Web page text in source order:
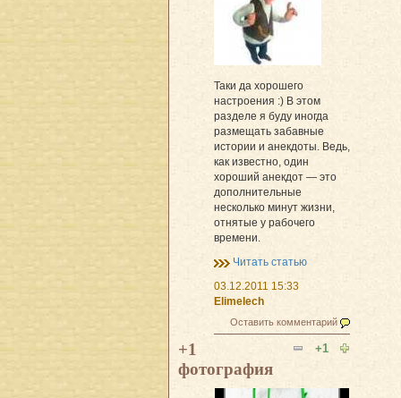
Таки да хорошего
настроения :) В этом
разделе я буду иногда
размещать забавные
истории и анекдоты. Ведь,
как известно, один
хороший анекдот — это
дополнительные
несколько минут жизни,
отнятые у рабочего
времени.
Читать статью
03.12.2011 15:33
Elimelech
Оставить комментарий
+1
+1
фотография